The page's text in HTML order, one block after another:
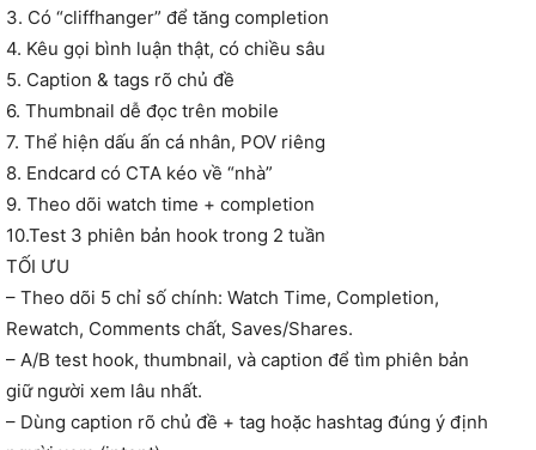
3. Có “cliffhanger” để tăng completion
4. Kêu gọi bình luận thật, có chiều sâu
5. Caption & tags rõ chủ đề
6. Thumbnail dễ đọc trên mobile
7. Thể hiện dấu ấn cá nhân, POV riêng
8. Endcard có CTA kéo về “nhà”
9. Theo dõi watch time + completion
10.Test 3 phiên bản hook trong 2 tuần
TỐI ƯU
– Theo dõi 5 chỉ số chính: Watch Time, Completion,
Rewatch, Comments chất, Saves/Shares.
– A/B test hook, thumbnail, và caption để tìm phiên bản
giữ người xem lâu nhất.
– Dùng caption rõ chủ đề + tag hoặc hashtag đúng ý định